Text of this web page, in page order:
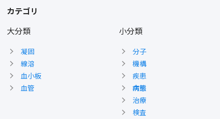
カテゴリ
大分類
凝固
線溶
血小板
血管
小分類
分子
機構
疾患
病態
治療
検査